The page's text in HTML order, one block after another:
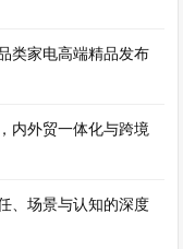
类家电高端精品发布
内外贸一体化与跨境
、场景与认知的深度